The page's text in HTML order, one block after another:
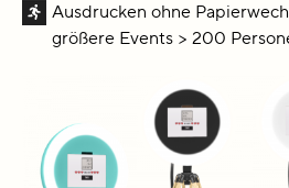
Ausdrucken ohne
größere Events > 200